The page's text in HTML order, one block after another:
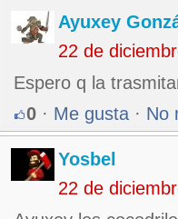
Ayuxey
22 de
Espero q la
0 · Me gusta · No
Yosbel
22 de